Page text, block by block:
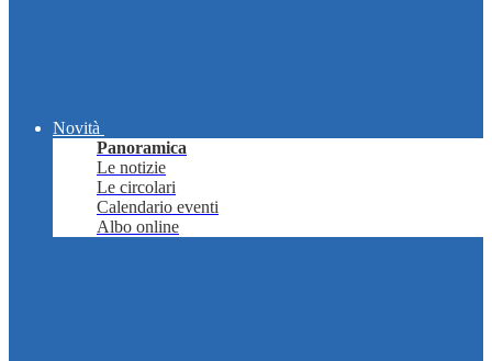
Novità
Panoramica
Le notizie
Le circolari
Calendario eventi
Albo online